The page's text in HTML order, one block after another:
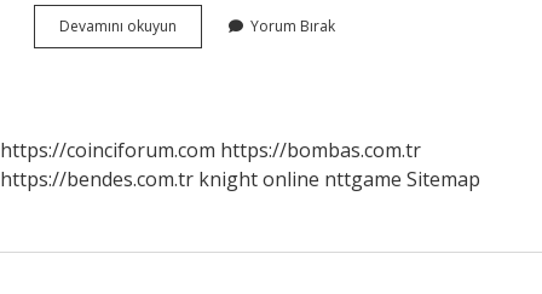
Devamını okuyun
Kılları
Yorum Bırak
https://coinciforum.com https://bombas.com.tr
https://bendes.com.tr knight online nttgame Sitemap